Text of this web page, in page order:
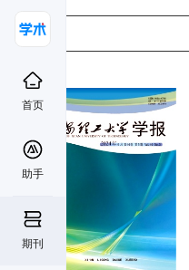
首页
助手
期刊